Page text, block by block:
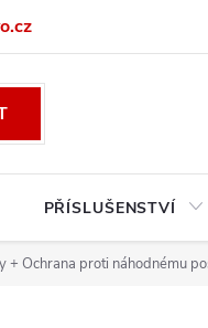
PŘÍSLUŠENSTVÍ
+ Ochrana proti náhodnému